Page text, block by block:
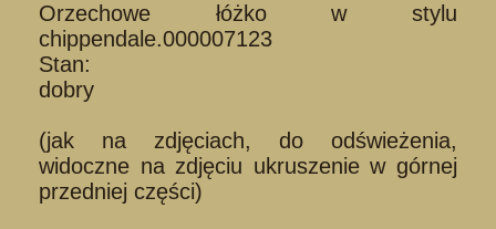
Orzechowe łóżko w stylu
chippendale.000007123
Stan:
dobry
(jak na zdjęciach, do odświeżenia,
widoczne na zdjęciu ukruszenie w górnej
przedniej części)